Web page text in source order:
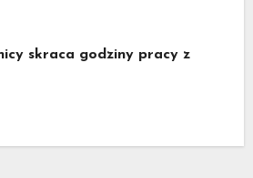
skraca godziny pracy z